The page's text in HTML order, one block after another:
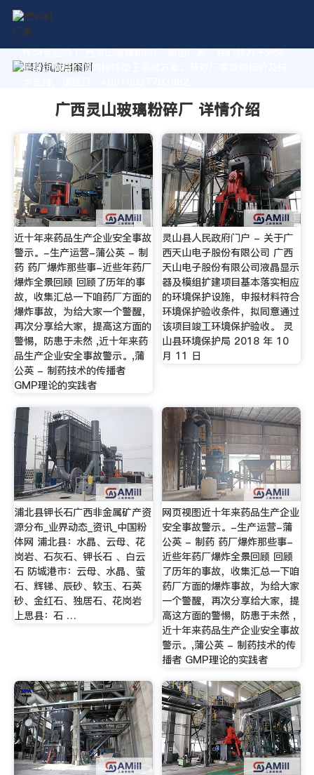
作为专业的 广西灵山玻璃粉碎厂 制造厂家，我们致力于为您
量身定制高价值的粉体加工系统方案。获取厂家直销报价及技
广西灵山玻璃粉碎厂 详情介绍
近十年来药品生产企业安全事故
警示。-生产运营-蒲公英 - 制
药 药厂爆炸那些事-近些年药厂
爆炸全景回顾 回顾了历年的事
故，收集汇总一下咱药厂方面的
爆炸事故，为给大家一个警醒，
再次分享给大家，提高这方面的
警惕，防患于未然 ,近十年来药
品生产企业安全事故警示。,蒲
公英 - 制药技术的传播者
GMP理论的实践者
灵山县人民政府门户 - 关于广
西天山电子股份有限公司 广西
天山电子股份有限公司液晶显示
器及模组扩建项目基本落实相应
的环境保护设施，申报材料符合
环境保护验收条件，拟同意通过
该项目竣工环境保护验收。 灵
山县环境保护局 2018 年 10
月 11 日
浦北县钾长石广西非金属矿产资
源分布_业界动态_资讯_中国粉
体网 浦北县：水晶、云母、花
岗岩、石灰石、钾长石 、白云
石 防城港市：云母、水晶、萤
石、辉锑、辰砂、软玉、石英
砂、金红石、独居石、花岗岩
上思县：石 …
网页视图近十年来药品生产企业
安全事故警示。-生产运营-蒲
公英 - 制药 药厂爆炸那些事-
近些年药厂爆炸全景回顾 回顾
了历年的事故，收集汇总一下咱
药厂方面的爆炸事故，为给大家
一个警醒，再次分享给大家，提
高这方面的警惕，防患于未然 ,
近十年来药品生产企业安全事故
警示。,蒲公英 - 制药技术的传
播者 GMP理论的实践者